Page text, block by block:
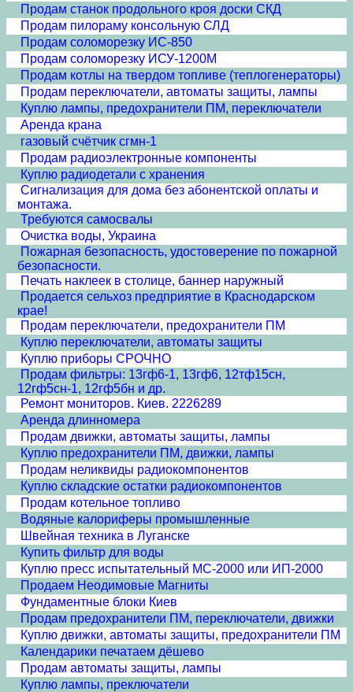
Продам станок продольного кроя доски СКД
Продам пилораму консольную СЛД
Продам соломорезку ИС-850
Продам соломорезку ИСУ-1200М
Продам котлы на твердом топливе (теплогенераторы)
Продам переключатели, автоматы защиты, лампы
Куплю лампы, предохранители ПМ, переключатели
Аренда крана
газовый счётчик сгмн-1
Продам радиоэлектронные компоненты
Куплю радиодетали с хранения
Сигнализация для дома без абонентской оплаты и
монтажа.
Требуются самосвалы
Очистка воды, Украина
Пожарная безопасность, удостоверение по пожарной
безопасности.
Печать наклеек в столице, баннер наружный
Продается сельхоз предприятие в Краснодарском
крае!
Продам переключатели, предохранители ПМ
Куплю переключатели, автоматы защиты
Куплю приборы СРОЧНО
Продам фильтры: 13гф6-1, 13гф6, 12тф15сн,
12гф5сн-1, 12гф5бн и др.
Ремонт мониторов. Киев. 2226289
Аренда длинномера
Продам движки, автоматы защиты, лампы
Куплю предохранители ПМ, движки, лампы
Продам неликвиды радиокомпонентов
Куплю складские остатки радиокомпонентов
Продам котельное топливо
Водяные калориферы промышленные
Швейная техника в Луганске
Купить фильтр для воды
Куплю пресс испытательный МС-2000 или ИП-2000
Продаем Неодимовые Магниты
Фундаментные блоки Киев
Продам предохранители ПМ, переключатели, движки
Куплю движки, автоматы защиты, предохранители ПМ
Календарики печатаем дёшево
Продам автоматы защиты, лампы
Куплю лампы, преключатели